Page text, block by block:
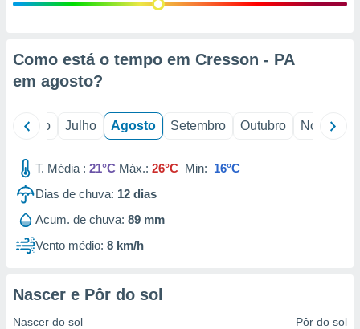
estudos
1199
Como está o tempo em Cresson - PA
em agosto?
Junho Julho Agosto Setembro Outubro Novembro
T. Média : 21°C Máx.: 26°C Min: 16°C
Dias de chuva: 12 dias
Acum. de chuva: 89 mm
Vento médio: 8 km/h
Nascer e Pôr do sol
Nascer do sol Pôr do sol